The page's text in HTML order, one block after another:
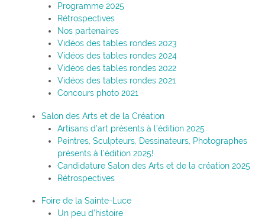
Programme 2025
Rétrospectives
Nos partenaires
Vidéos des tables rondes 2023
Vidéos des tables rondes 2024
Vidéos des tables rondes 2022
Vidéos des tables rondes 2021
Concours photo 2021
Salon des Arts et de la Création
Artisans d’art présents à l’édition 2025
Peintres, Sculpteurs, Dessinateurs, Photographes
présents à l’édition 2025!
Candidature Salon des Arts et de la création 2025
Rétrospectives
Foire de la Sainte-Luce
Un peu d’histoire